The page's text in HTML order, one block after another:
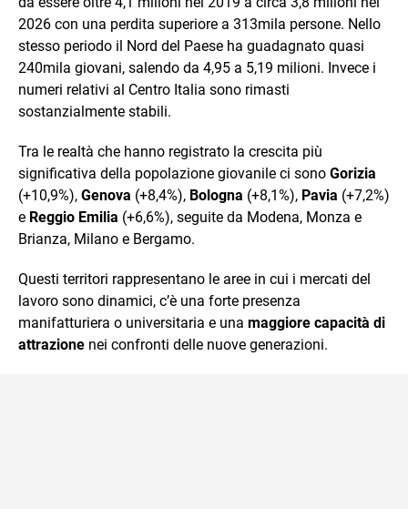
2026 con una perdita superiore a 313mila persone. Nello
stesso periodo il Nord del Paese ha guadagnato quasi
240mila giovani, salendo da 4,95 a 5,19 milioni. Invece i
numeri relativi al Centro Italia sono rimasti
sostanzialmente stabili.
Tra le realtà che hanno registrato la crescita più
significativa della popolazione giovanile ci sono Gorizia
(+10,9%), Genova (+8,4%), Bologna (+8,1%), Pavia (+7,2%)
e Reggio Emilia (+6,6%), seguite da Modena, Monza e
Brianza, Milano e Bergamo.
Questi territori rappresentano le aree in cui i mercati del
lavoro sono dinamici, c’è una forte presenza
manifatturiera o universitaria e una maggiore capacità di
attrazione nei confronti delle nuove generazioni.